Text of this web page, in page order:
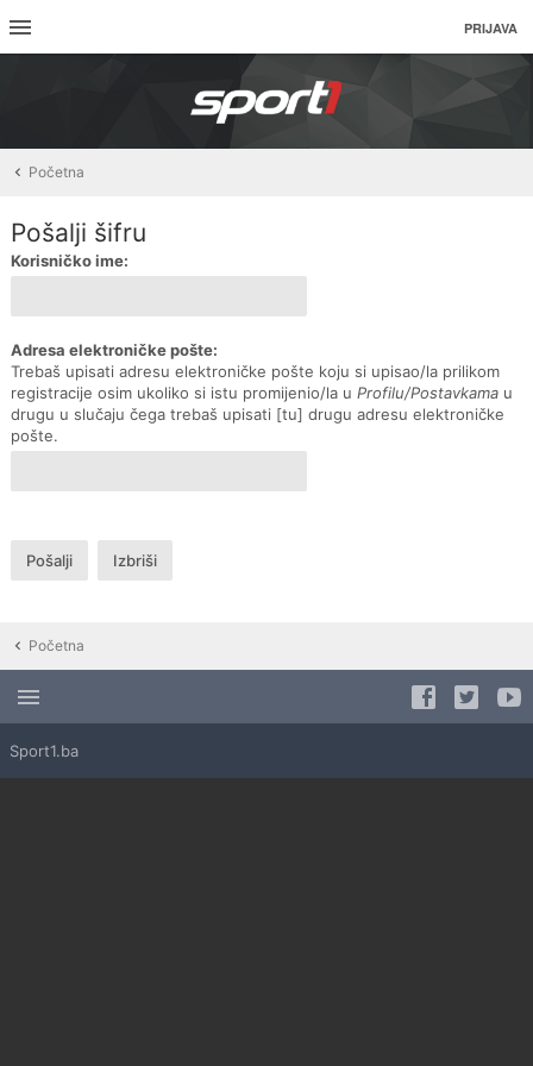
PRIJAVA
Početna
Pošalji šifru
Korisničko ime:
Adresa elektroničke pošte:
Trebaš upisati adresu elektroničke pošte koju si upisao/la prilikom
registracije osim ukoliko si istu promijenio/la u Profilu/Postavkama u
drugu u slučaju čega trebaš upisati [tu] drugu adresu elektroničke
pošte.
Početna
Sport1.ba